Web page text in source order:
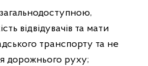
відвідувачів та мати
транспорту та не
дорожнього руху;